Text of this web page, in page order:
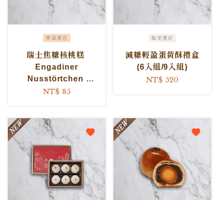
常溫運送
瑞士焦糖核桃糕
Engadiner
Nusstörtchen
Swiss nut tart
NT$ 85
指定運送
減糖輕盈蛋黃酥禮盒
(6入組/9入組)
NT$ 520